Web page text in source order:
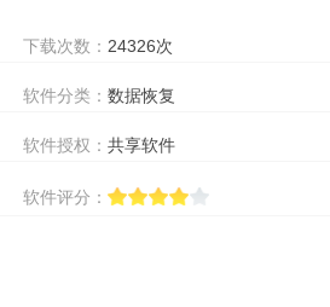
下载次数： 24326次
软件分类： 数据恢复
软件授权： 共享软件
软件评分：